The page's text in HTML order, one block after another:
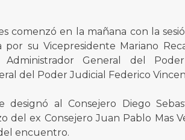
comenzó en la mañana con la
por su Vicepresidente Mariano
General del
del Poder Judicial Federico
designó al Consejero Diego
del ex Consejero Juan Pablo Mas
encuentro.